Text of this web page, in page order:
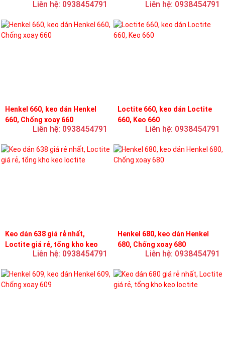
Liên hệ: 0938454791 Liên hệ: 0938454791
Henkel 660, keo dán Henkel
660, Chống xoay 660
Liên hệ: 0938454791
Loctite 660, keo dán Loctite
660, Keo 660
Liên hệ: 0938454791
Keo dán 638 giá rẻ nhất,
Loctite giá rẻ, tổng kho keo
Liên hệ: 0938454791
Henkel 680, keo dán Henkel
680, Chống xoay 680
Liên hệ: 0938454791